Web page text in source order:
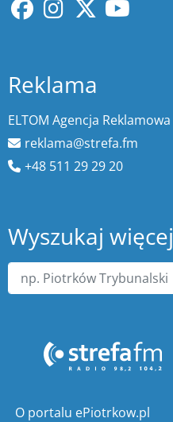
Reklama
ELTOM Agencja Reklamowa
reklama@strefa.fm
+48 511 29 29 20
Wyszukaj więcej
O portalu ePiotrkow.pl